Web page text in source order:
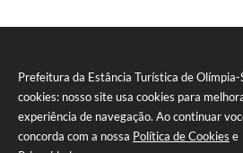
Prefeitura da Estância Turística de Olímpia-
cookies: nosso site usa cookies para
experiência de navegação. Ao continuar
concorda com a nossa Política de Cookies e